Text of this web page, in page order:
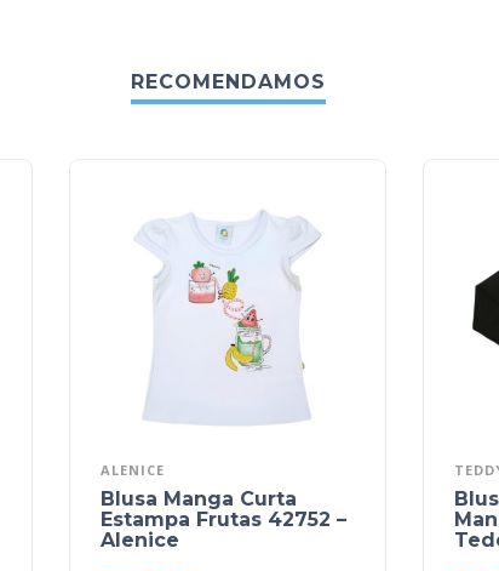
RECOMENDAMOS
ALENICE
Blusa Manga Curta
Estampa Frutas 42752 –
Alenice